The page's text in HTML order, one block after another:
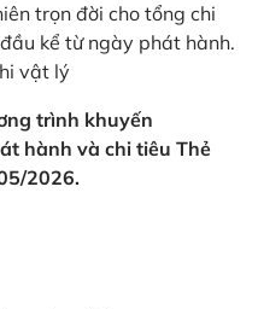
trọn đời cho tổng chi
kể từ ngày phát hành.
vật lý
trình khuyến
hành và chi tiêu Thẻ
2026.